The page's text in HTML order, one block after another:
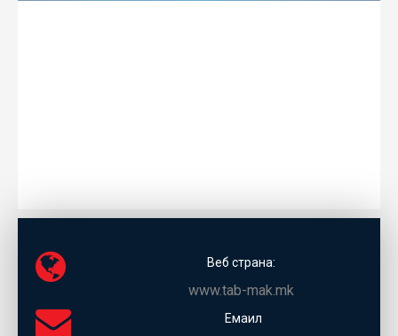
Веб страна:
www.tab-mak.mk
Емаил